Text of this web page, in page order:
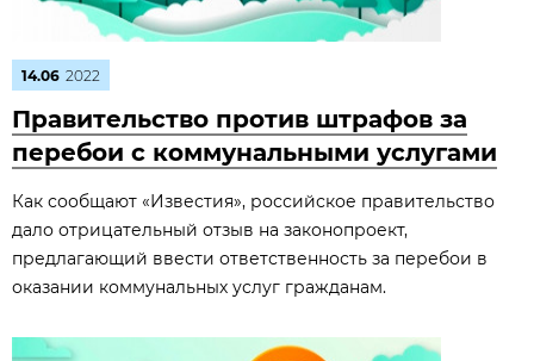
14.06 2022
Правительство против штрафов за
перебои с коммунальными услугами
Как сообщают «Известия», российское правительство
дало отрицательный отзыв на законопроект,
предлагающий ввести ответственность за перебои в
оказании коммунальных услуг гражданам.